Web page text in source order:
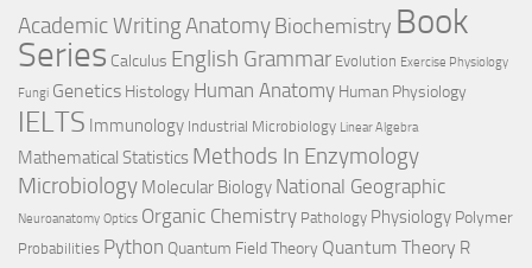
Academic WritingAnatomy Biochemistry Book
Series Calculus English Grammar Evolution Exercise Physiology
Fungi Genetics Histology Human Anatomy Human Physiology
IELTS Immunology Industrial Microbiology Linear Algebra
Mathematical Statistics Methods In Enzymology
Microbiology Molecular Biology National Geographic
Neuroanatomy Optics Organic Chemistry Pathology Physiology Polymer
Probabilities Python Quantum Field Theory Quantum Theory R